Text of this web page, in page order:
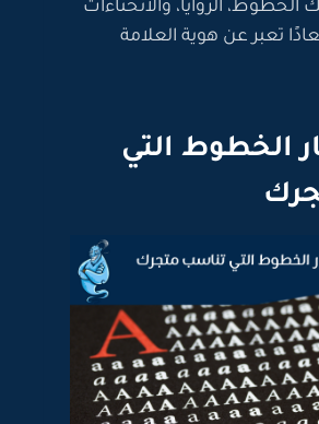
الزوايا، والانحناءات
تعبر عن هوية العلامة
الخطوط التي